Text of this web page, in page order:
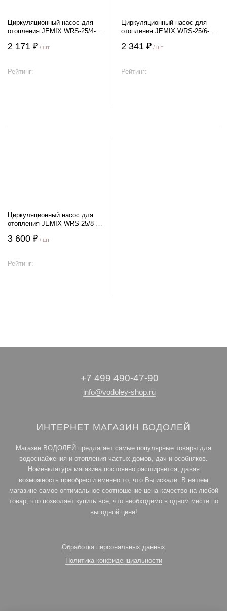
Циркуляционный насос для
отопления JEMIX WRS-25/4-
2 171 ₽ / шт
Рейтинг:
Циркуляционный насос для
отопления JEMIX WRS-25/6-
2 341 ₽ / шт
Рейтинг:
Циркуляционный насос для
отопления JEMIX WRS-25/8-
3 600 ₽ / шт
Рейтинг:
+7 499 490-47-90
info@vodoley-shop.ru
ИНТЕРНЕТ МАГАЗИН ВОДОЛЕЙ
Магазин ВОДОЛЕЙ предлагает самые популярные товары для
водоснабжения и отопления частых домов, дач и особняков.
Номенклатура магазина постоянно расширяется, давая
возможность приобрести именно то, что Вы искали. В нашем
магазине самое оптимальное соотношение цена-качество на любой
товар, что позволяет купить все, что необходимо в одном месте по
выгодной цене!
Обработка персональных данных
Политика конфиденциальности